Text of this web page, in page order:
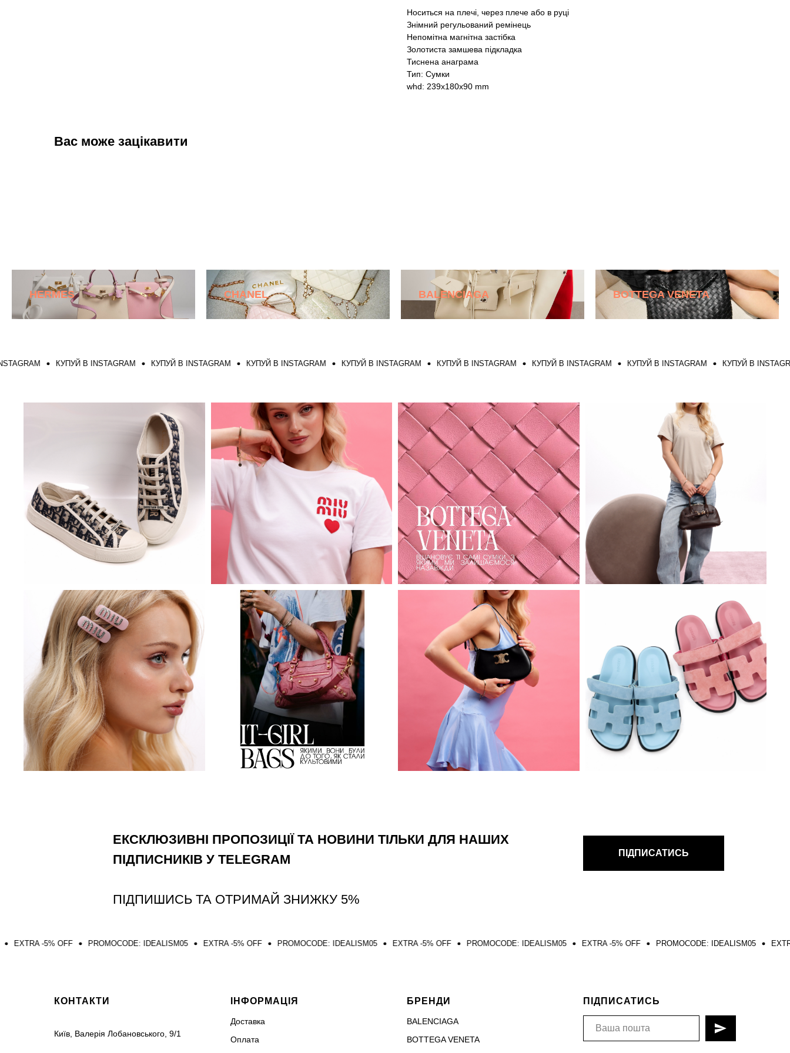
Носиться на плечі, через плече або в руці
Знімний регульований ремінець
Непомітна магнітна застібка
Золотиста замшева підкладка
Тиснена анаграма
Тип: Сумки
whd: 239x180x90 mm
Вас може зацікавити
HERMES CHANEL BALENCIAGA BOTTEGA VENETA
КУПУЙ В INSTAGRAM КУПУЙ В INSTAGRAM КУПУЙ В INSTAGRAM КУПУЙ В INSTAGRAM КУПУЙ В INSTAGRAM КУПУЙ В INSTAGRAM КУПУЙ В INSTAGRAM КУПУЙ В INSTAGRAM
ЕКСКЛЮЗИВНІ ПРОПОЗИЦІЇ ТА НОВИНИ ТІЛЬКИ ДЛЯ НАШИХ
ПІДПИСНИКІВ У TELEGRAM
ПІДПИШИСЬ ТА ОТРИМАЙ ЗНИЖКУ 5%
ПІДПИСАТИСЬ
OFF PROMOCODE: IDEALISM05 EXTRA -5% OFF PROMOCODE: IDEALISM05 EXTRA -5% OFF PROMOCODE: IDEALISM05 EXTRA -5% OFF PROMOCODE: IDEALISM05 EXTRA -5% OFF
КОНТАКТИ
Київ, Валерія Лобановського, 9/1
ІНФОРМАЦІЯ
Доставка
Оплата
БРЕНДИ
BALENCIAGA
BOTTEGA VENETA
ПІДПИСАТИСЬ